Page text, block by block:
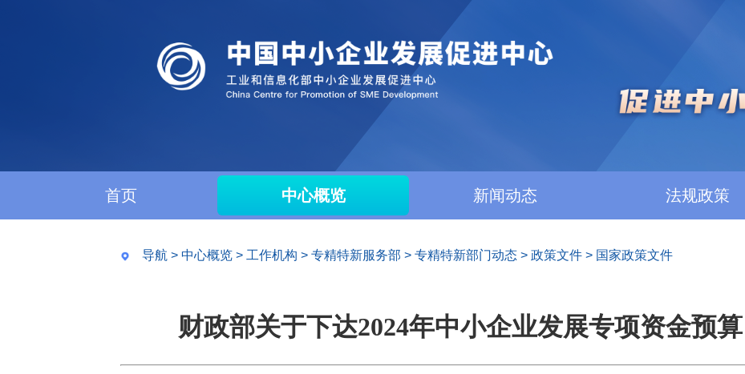
首页 中心概览 新闻动态 法规政策
导航 > 中心概览 > 工作机构 > 专精特新服务部 > 专精特新部门动态 > 政策文件 > 国家政策文件
财政部关于下达2024年中小企业发展专项资金预